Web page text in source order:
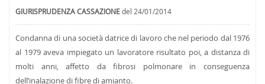
GIURISPRUDENZA CASSAZIONEdel 24/01/2014
Condanna di una società datrice di lavoro che nel periodo dal 1976
al 1979 aveva impiegato un lavoratore risultato poi, a distanza di
molti anni, affetto da fibrosi polmonare in conseguenza
dell’inalazione di fibre di amianto.